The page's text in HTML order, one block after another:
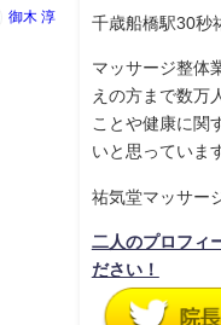
御木 淳 千歳船橋駅30秒
マッサージ整体
えの方まで数万
ことや健康に関
いと思っていま
祐気堂マッサー
二人のプロフィ
ださい！